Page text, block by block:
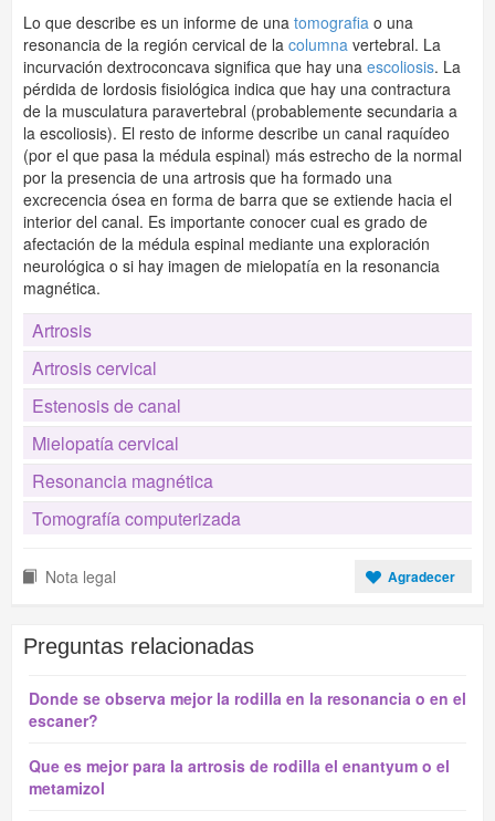
Lo que describe es un informe de una tomografia o una
resonancia de la región cervical de la columna vertebral. La
incurvación dextroconcava significa que hay una escoliosis. La
pérdida de lordosis fisiológica indica que hay una contractura
de la musculatura paravertebral (probablemente secundaria a
la escoliosis). El resto de informe describe un canal raquídeo
(por el que pasa la médula espinal) más estrecho de la normal
por la presencia de una artrosis que ha formado una
excrecencia ósea en forma de barra que se extiende hacia el
interior del canal. Es importante conocer cual es grado de
afectación de la médula espinal mediante una exploración
neurológica o si hay imagen de mielopatía en la resonancia
magnética.
Artrosis
Artrosis cervical
Estenosis de canal
Mielopatía cervical
Resonancia magnética
Tomografía computerizada
Nota legal Agradecer
Preguntas relacionadas
Donde se observa mejor la rodilla en la resonancia o en el
escaner?
Que es mejor para la artrosis de rodilla el enantyum o el
metamizol